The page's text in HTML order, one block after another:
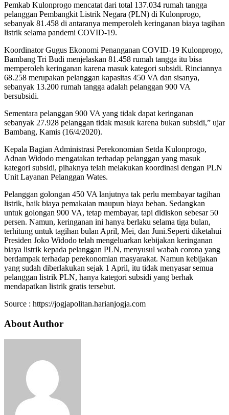
Pemkab Kulonprogo mencatat dari total 137.034 rumah tangga
pelanggan Pembangkit Listrik Negara (PLN) di Kulonprogo,
sebanyak 81.458 di antaranya memperoleh keringanan biaya tagihan
listrik selama pandemi COVID-19.
Koordinator Gugus Ekonomi Penanganan COVID-19 Kulonprogo,
Bambang Tri Budi menjelaskan 81.458 rumah tangga itu bisa
memperoleh keringanan karena masuk kategori subsidi. Rinciannya
68.258 merupakan pelanggan kapasitas 450 VA dan sisanya,
sebanyak 13.200 rumah tangga adalah pelanggan 900 VA
bersubsidi.
Sementara pelanggan 900 VA yang tidak dapat keringanan
sebanyak 27.928 pelanggan tidak masuk karena bukan subsidi,” ujar
Bambang, Kamis (16/4/2020).
Kepala Bagian Administrasi Perekonomian Setda Kulonprogo,
Adnan Widodo mengatakan terhadap pelanggan yang masuk
kategori subsidi, pihaknya telah melakukan koordinasi dengan PLN
Unit Layanan Pelanggan Wates.
Pelanggan golongan 450 VA lanjutnya tak perlu membayar tagihan
listrik, baik biaya pemakaian maupun biaya beban. Sedangkan
untuk golongan 900 VA, tetap membayar, tapi didiskon sebesar 50
persen. Namun, keringanan ini hanya berlaku selama tiga bulan,
terhitung untuk tagihan bulan April, Mei, dan Juni.Seperti diketahui
Presiden Joko Widodo telah mengeluarkan kebijakan keringanan
biaya listrik kepada pelanggan PLN, menyusul wabah corona yang
berdampak terhadap perekonomian masyarakat. Namun kebijakan
yang sudah diberlakukan sejak 1 April, itu tidak menyasar semua
pelanggan listrik PLN, hanya kategori subsidi yang berhak
mendapatkan listrik gratis tersebut.
Source : https://jogjapolitan.harianjogja.com
About Author